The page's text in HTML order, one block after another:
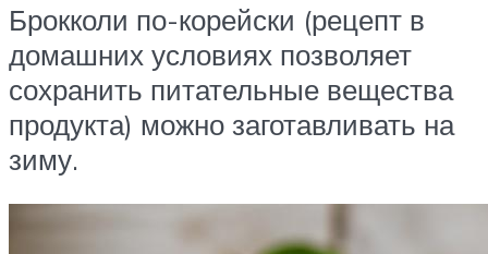
Брокколи по-корейски (рецепт в
домашних условиях позволяет
сохранить питательные вещества
продукта) можно заготавливать на
зиму.